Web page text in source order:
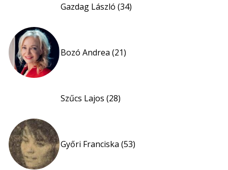
Gazdag László (34)
Bozó Andrea (21)
Szűcs Lajos (28)
Győri Franciska (53)